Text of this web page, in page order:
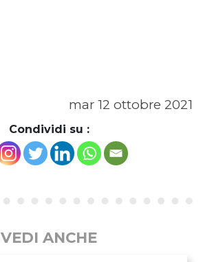
mar 12 ottobre 2021
Condividi su :
VEDI ANCHE